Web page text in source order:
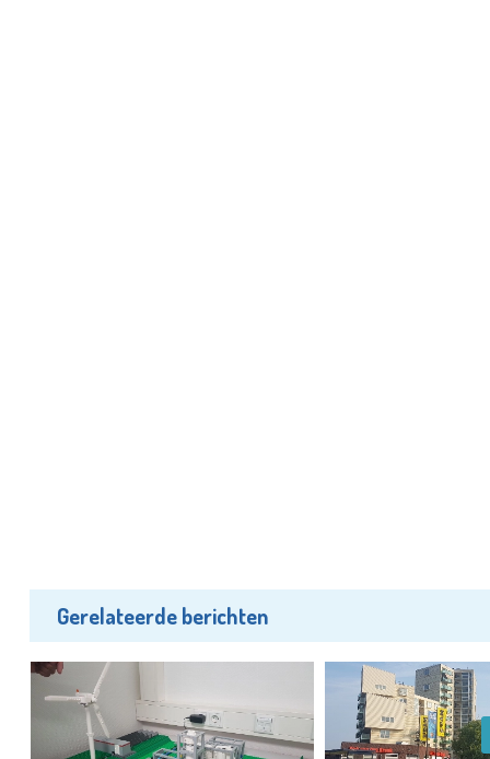
Gerelateerde berichten